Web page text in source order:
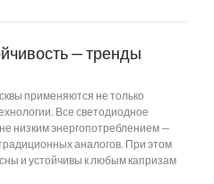
— тренды
применяются не только
Все светодиодное
низким энергопотреблением —
аналогов. При этом
и устойчивы к любым капризам